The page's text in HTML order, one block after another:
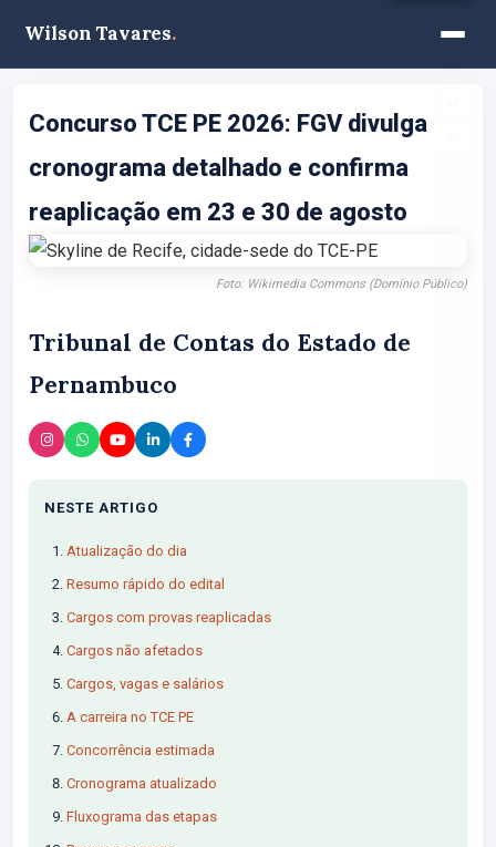
Wilson Tavares.
Concurso TCE PE 2026: FGV divulga
cronograma detalhado e confirma
reaplicação em 23 e 30 de agosto
Foto: Wikimedia Commons (Domínio Público)
A−
A+
Tribunal de Contas do Estado de
Pernambuco
NESTE ARTIGO
Atualização do dia
Resumo rápido do edital
Cargos com provas reaplicadas
Cargos não afetados
Cargos, vagas e salários
A carreira no TCE PE
Concorrência estimada
Cronograma atualizado
Fluxograma das etapas